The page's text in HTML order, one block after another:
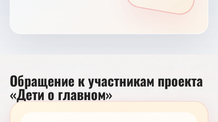
Обращение к участникам проекта
«Дети о главном»